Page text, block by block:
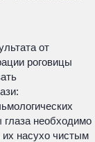
от
роговицы
глаза необходимо
насухо чистым